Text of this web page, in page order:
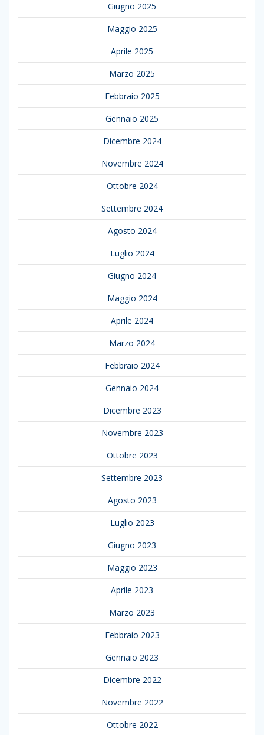
Giugno 2025
Maggio 2025
Aprile 2025
Marzo 2025
Febbraio 2025
Gennaio 2025
Dicembre 2024
Novembre 2024
Ottobre 2024
Settembre 2024
Agosto 2024
Luglio 2024
Giugno 2024
Maggio 2024
Aprile 2024
Marzo 2024
Febbraio 2024
Gennaio 2024
Dicembre 2023
Novembre 2023
Ottobre 2023
Settembre 2023
Agosto 2023
Luglio 2023
Giugno 2023
Maggio 2023
Aprile 2023
Marzo 2023
Febbraio 2023
Gennaio 2023
Dicembre 2022
Novembre 2022
Ottobre 2022